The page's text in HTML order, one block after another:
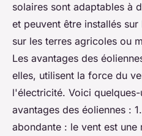
solaires sont adaptables à
et peuvent être installés
sur les terres agricoles ou
Les avantages des
elles, utilisent la force du
l'électricité. Voici
avantages des éoliennes :
abondante : le vent est une